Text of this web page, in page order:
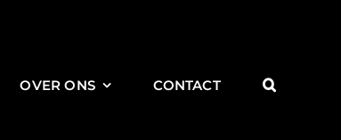
OVER ONS CONTACT